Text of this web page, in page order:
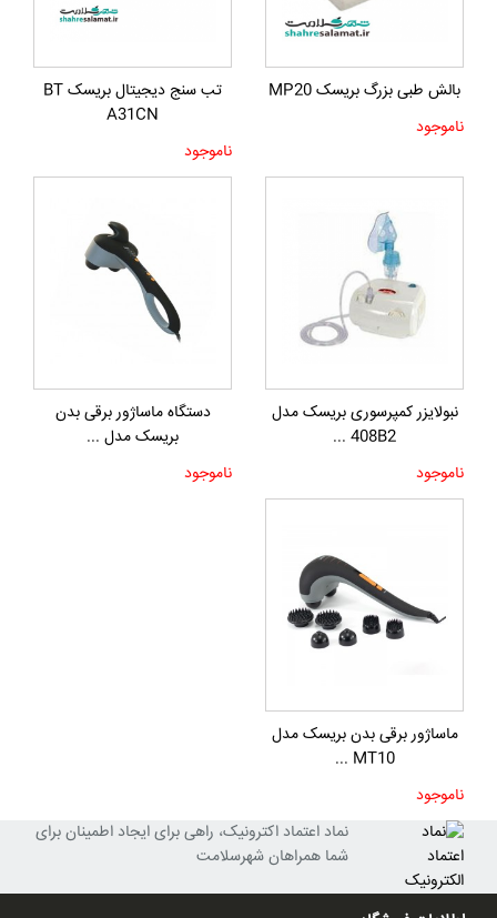
بالش طبی بزرگ بریسک MP20
ناموجود
تب سنج دیجیتال بریسک BT
A31CN
ناموجود
نبولایزر کمپرسوری بریسک مدل
408B2 ...
ناموجود
دستگاه ماساژور برقی بدن
بریسک مدل ...
ناموجود
ماساژور برقی بدن بریسک مدل
MT10 ...
ناموجود
نماد اعتماد اکترونیک، راهی برای ایجاد اطمینان برای
شما همراهان شهرسلامت